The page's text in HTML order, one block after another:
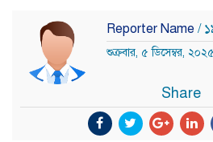
Reporter Name /
শুক্রবার, ৫ ডিসেম্বর, ২০২৫
Share